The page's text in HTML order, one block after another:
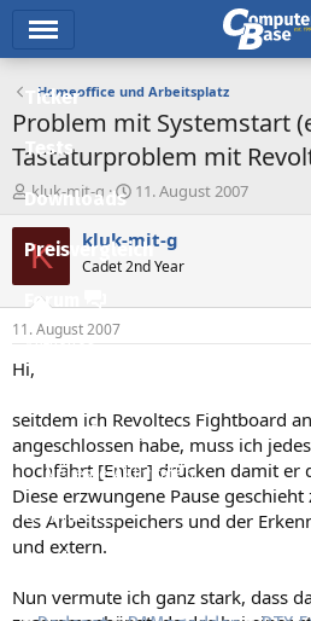
Ticker
Tests
Downloads
Preisvergleich
Forum
Aktuelles
Neue Beiträge
Neueste Aktivitäten
Leserartikel
Regeln
Homeoffice und Arbeitsplatz
Problem mit Systemstart
Tastaturproblem mit
E
r
s
t
e
kluk-mit-g
E
s
e
t
11. August 2007
K kluk-mit-g
Cadet 2nd Year
11. August 2007
Hi,
seitdem ich Revoltecs Fightboard
angeschlossen habe, muss ich
hochfährt [Enter] drücken damit er
Diese erzwungene Pause
des Arbeitsspeichers und der
und extern.
Nun vermute ich ganz stark, dass